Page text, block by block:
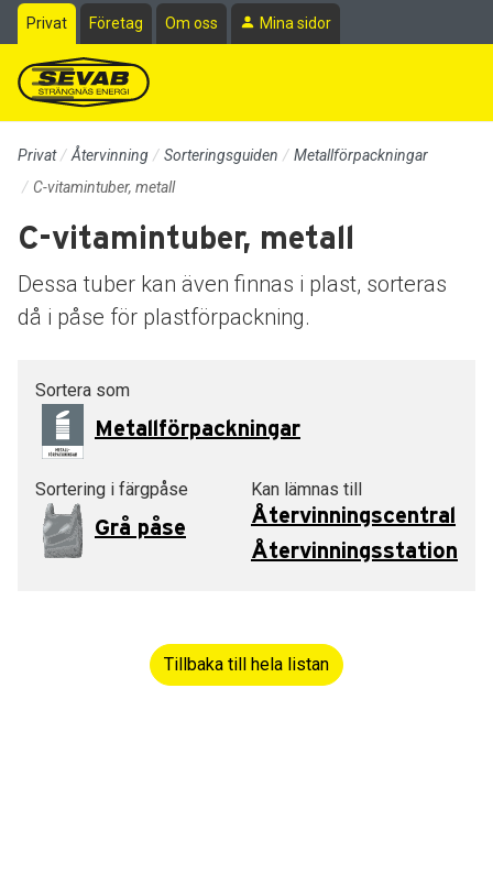
Till sidans huvudinnehåll
Privat Företag Om oss Mina sidor
Privat Återvinning Sorteringsguiden
Metallförpackningar
C-vitamintuber, metall
C-vitamintuber, metall
Dessa tuber kan även finnas i plast, sorteras
då i påse för plastförpackning.
Sortera som
Metallförpackningar
Sortering i färgpåse
Grå påse
Kan lämnas till
Återvinningscentral
Återvinningsstation
Tillbaka till hela listan